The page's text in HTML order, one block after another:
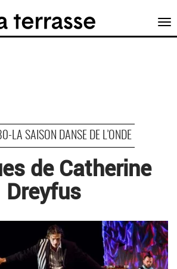
LA SAISON DANSE DE L’ONDE
de Catherine
Dreyfus